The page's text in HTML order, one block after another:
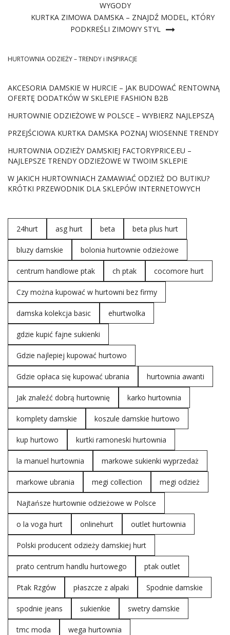
WYGODY
KURTKA ZIMOWA DAMSKA – ZNAJDŹ MODEL, KTÓRY
PODKREŚLI ZIMOWY STYL
HURTOWNIA ODZIEŻY – TRENDY i INSPIRACJE
AKCESORIA DAMSKIE W HURCIE – JAK BUDOWAĆ RENTOWNĄ
OFERTĘ DODATKÓW W SKLEPIE FASHION B2B
HURTOWNIE ODZIEŻOWE W POLSCE – WYBIERZ NAJLEPSZĄ
PRZEJŚCIOWA KURTKA DAMSKA POZNAJ WIOSENNE TRENDY
HURTOWNIA ODZIEŻY DAMSKIEJ FACTORYPRICE.EU –
NAJLEPSZE TRENDY ODZIEŻOWE W TWOIM SKLEPIE
W JAKICH HURTOWNIACH ZAMAWIAĆ ODZIEŻ DO BUTIKU?
KRÓTKI PRZEWODNIK DLA SKLEPÓW INTERNETOWYCH
24hurt asg hurt beta beta plus hurt
bluzy damskie bolonia hurtownie odzieżowe
centrum handlowe ptak ch ptak cocomore hurt
Czy można kupować w hurtowni bez firmy
damska kolekcja basic ehurtwolka
gdzie kupić fajne sukienki
Gdzie najlepiej kupować hurtowo
Gdzie opłaca się kupować ubrania hurtownia awanti
Jak znaleźć dobrą hurtownię karko hurtownia
komplety damskie koszule damskie hurtowo
kup hurtowo kurtki ramoneski hurtownia
la manuel hurtownia markowe sukienki wyprzedaż
markowe ubrania megi collection megi odzież
Najtańsze hurtownie odzieżowe w Polsce
o la voga hurt onlinehurt outlet hurtownia
Polski producent odzieży damskiej hurt
prato centrum handlu hurtowego ptak outlet
Ptak Rzgów płaszcze z alpaki Spodnie damskie
spodnie jeans sukienkie swetry damskie
tmc moda wega hurtownia